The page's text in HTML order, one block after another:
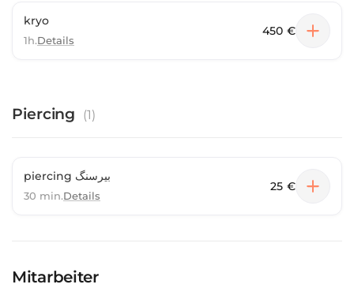
kryo
1h.Details
450 €
Piercing (1)
piercing بيرسنگ
30 min.Details
25 €
Mitarbeiter